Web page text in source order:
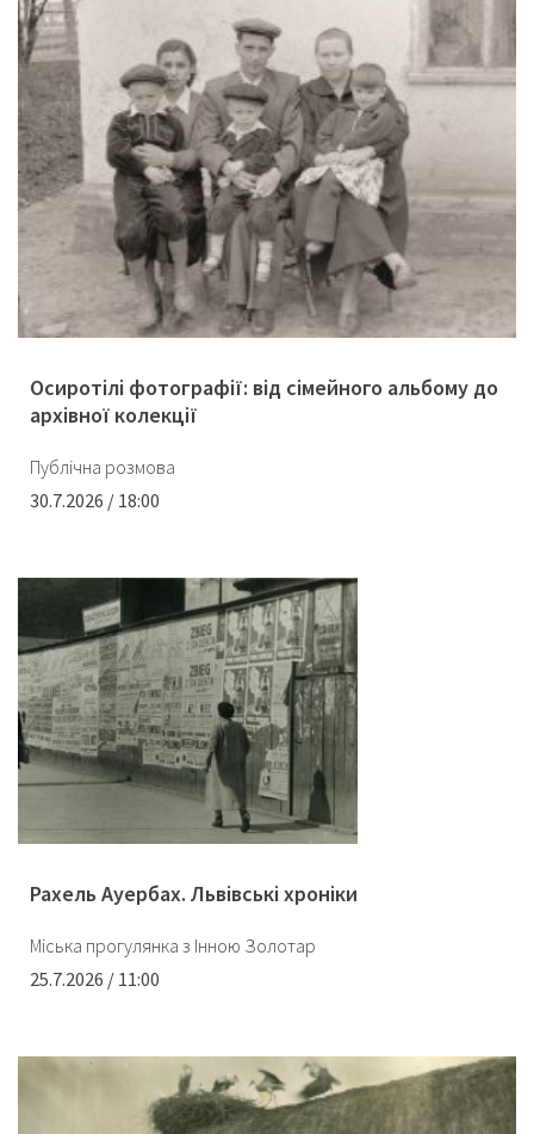
Осиротілі фотографії: від сімейного альбому до
архівної колекції
Публічна розмова
30.7.2026 / 18:00
Рахель Ауербах. Львівські хроніки
Міська прогулянка з Інною Золотар
25.7.2026 / 11:00